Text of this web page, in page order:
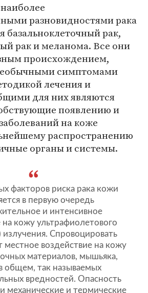
разновидностями рака
базальноклеточный рак,
рак и меланома. Все они
происхождением,
симптомами
лечения и
для них являются
появлению и
на коже
распространению
органы и системы.
факторов риска рака кожи
в первую очередь
и интенсивное
на кожу ультрафиолетового
излучения. Спровоцировать
местное воздействие на кожу
материалов, мышьяка,
общем, так называемых
вредностей. Опасность
механические и термические